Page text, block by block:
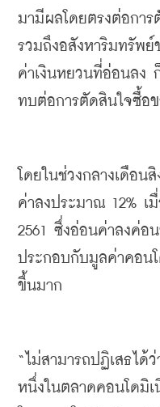
มามีผลโดยตรงต่อกา
รวมถึงอสังหาริมทรัพย์
ค่าเงินหยวนที่อ่อนลง
ทบต่อการตัดสินใจซื้อ
โดยในช่วงกลางเดือน
ค่าลงประมาณ 12% เ
2561 ซึ่งอ่อนค่าลงค่อ
ประกอบกับมูลค่าคอน
ขึ้นมาก
“ ไม่สามารถปฏิเสธได้
หนึ่งในตลาดคอนโดมิเ